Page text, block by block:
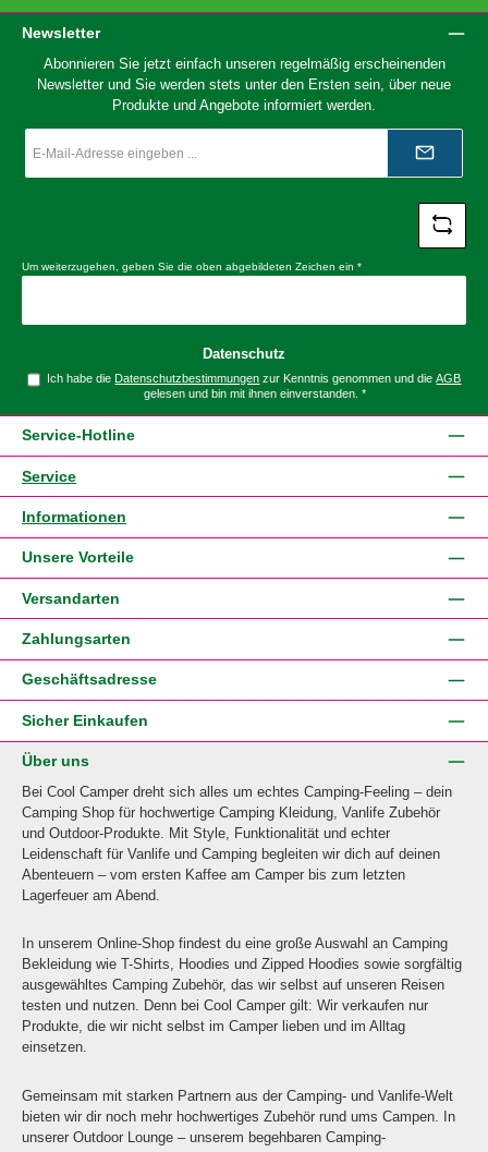
Newsletter
Abonnieren Sie jetzt einfach unseren regelmäßig erscheinenden
Newsletter und Sie werden stets unter den Ersten sein, über neue
Produkte und Angebote informiert werden.
Mail-
*
Um weiterzugehen, geben Sie die oben abgebildeten Zeichen ein *
Datenschutz
Ich habe dieDatenschutzbestimmungen zur Kenntnis genommen und dieAGB
gelesen und bin mit ihnen einverstanden. *
Service-Hotline
Service
Informationen
Unsere Vorteile
Versandarten
Zahlungsarten
Geschäftsadresse
Sicher Einkaufen
Über uns
Bei Cool Camper dreht sich alles um echtes Camping-Feeling – dein
Camping Shop für hochwertige Camping Kleidung, Vanlife Zubehör
und Outdoor-Produkte. Mit Style, Funktionalität und echter
Leidenschaft für Vanlife und Camping begleiten wir dich auf deinen
Abenteuern – vom ersten Kaffee am Camper bis zum letzten
Lagerfeuer am Abend.
In unserem Online-Shop findest du eine große Auswahl an Camping
Bekleidung wie T-Shirts, Hoodies und Zipped Hoodies sowie sorgfältig
ausgewähltes Camping Zubehör, das wir selbst auf unseren Reisen
testen und nutzen. Denn bei Cool Camper gilt: Wir verkaufen nur
Produkte, die wir nicht selbst im Camper lieben und im Alltag
einsetzen.
Gemeinsam mit starken Partnern aus der Camping- und Vanlife-Welt
bieten wir dir noch mehr hochwertiges Zubehör rund ums Campen. In
unserer Outdoor Lounge – unserem begehbaren Camping-